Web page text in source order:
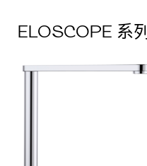
ELOSCOPE 系列